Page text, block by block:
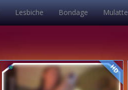
Lesbiche Bondage Mulatte
HD